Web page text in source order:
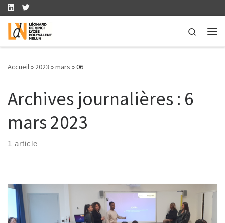
Skip to content
Search
Accueil» 2023 »mars »06
Archives journalières : 6
mars 2023
1 article